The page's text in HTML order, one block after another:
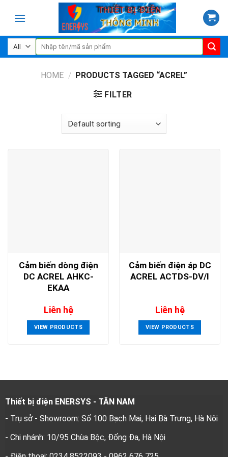
Search
for:
HOME / PRODUCTS TAGGED “ACREL”
FILTER
Cảm biến dòng điện
DC ACREL AHKC-
EKAA
Liên hệ
VIEW PRODUCTS
Cảm biến điện áp DC
ACREL ACTDS-DV/I
Liên hệ
VIEW PRODUCTS
Thiết bị điện ENERSYS - TÂN NAM
- Trụ sở - Showroom: Số 100 Bạch Mai, Hai Bà Trưng, Hà Nôi
- Chi nhánh: 10/95 Chùa Bộc, Đống Đa, Hà Nội